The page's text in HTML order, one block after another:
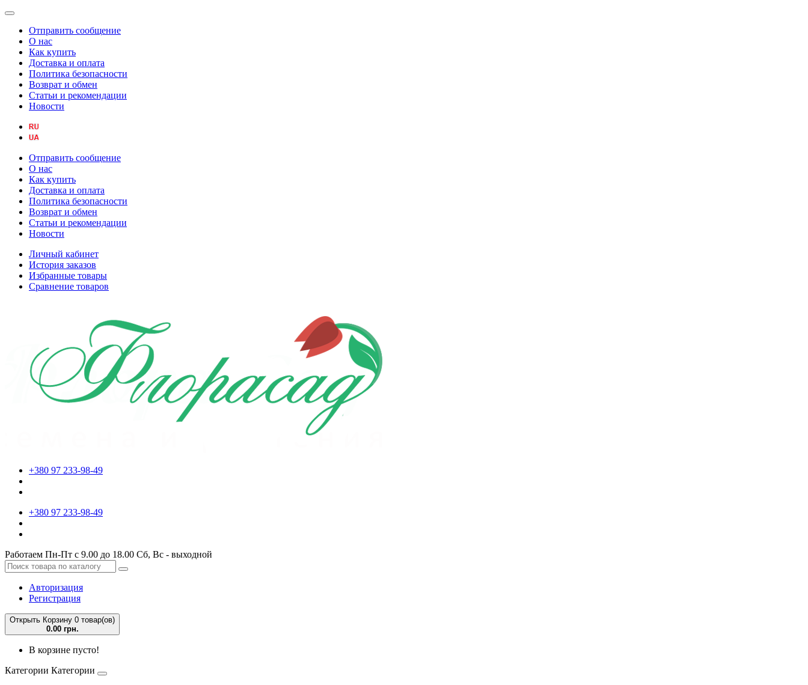
Отправить сообщение
О нас
Как купить
Доставка и оплата
Политика безопасности
Возврат и обмен
Статьи и рекомендации
Новости
Отправить сообщение
О нас
Как купить
Доставка и оплата
Политика безопасности
Возврат и обмен
Статьи и рекомендации
Новости
Личный кабинет
История заказов
Избранные товары
Сравнение товаров
+380 97 233-98-49
+380 97 233-98-49
Работаем Пн-Пт с 9.00 до 18.00 Сб, Вс - выходной
Авторизация
Регистрация
Открыть Корзину 0 товар(ов)
0.00 грн.
В корзине пусто!
Категории Категории